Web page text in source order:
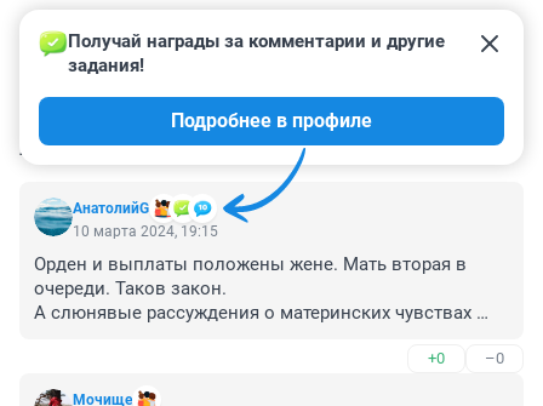
КОММЕНТАРИИ 83
АнатолийG
Получай награды за комментарии и другие
задания!
Подробнее в профиле
10 марта 2024, 19:15
Орден и выплаты положены жене. Мать вторая в
очереди. Таков закон.
А слюнявые рассуждения о материнских чувствах
+0 –0
Мочище